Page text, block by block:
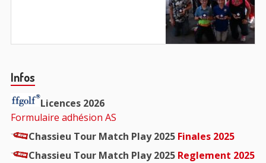
Barre
principale
Infos
Licences 2026
Formulaire adhésion AS
Chassieu Tour Match Play 2025 Finales 2025
Chassieu Tour Match Play 2025 Reglement 2025